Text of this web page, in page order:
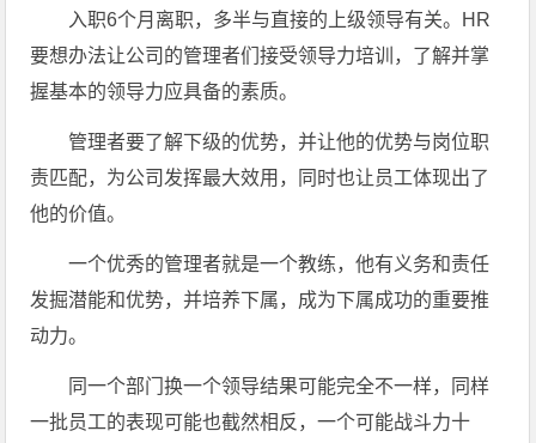
入职6个月离职，多半与直接的上级领导有关。HR
要想办法让公司的管理者们接受领导力培训，了解并掌
握基本的领导力应具备的素质。
管理者要了解下级的优势，并让他的优势与岗位职
责匹配，为公司发挥最大效用，同时也让员工体现出了
他的价值。
一个优秀的管理者就是一个教练，他有义务和责任
发掘潜能和优势，并培养下属，成为下属成功的重要推
动力。
同一个部门换一个领导结果可能完全不一样，同样
一批员工的表现可能也截然相反，一个可能战斗力十